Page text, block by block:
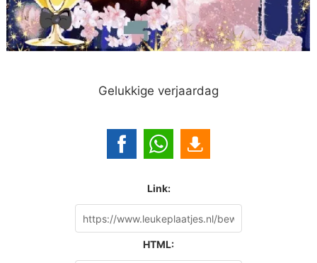
Gelukkige verjaardag
Link:
HTML: